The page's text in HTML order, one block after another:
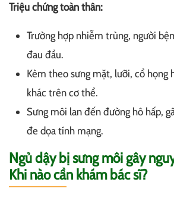
Triệu chứng toàn thân:
Trường hợp nhiễm trùng, người
đau đầu.
Kèm theo sưng mặt, lưỡi, cổ họng
khác trên cơ thể.
Sưng môi lan đến đường hô hấp,
đe dọa tính mạng.
Ngủ dậy bị sưng môi gây
Khi nào cần khám bác sĩ?